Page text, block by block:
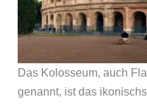
Das Kolosseum, auch
genannt, ist das